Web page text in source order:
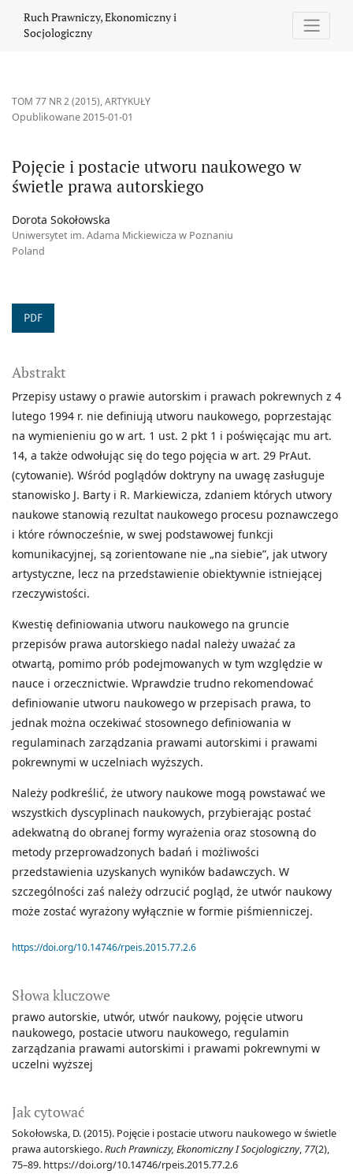
Ruch Prawniczy, Ekonomiczny i
Socjologiczny
TOM 77 NR 2 (2015),ARTYKUŁY
Pojęcie i postacie utworu naukowego w
świetle prawa autorskiego
Opublikowane 2015-01-01
Dorota Sokołowska
Uniwersytet im. Adama Mickiewicza w Poznaniu
Poland
PDF
Słowa kluczowe
prawo autorskie utwór utwór naukowy pojęcie utworu
naukowego postacie utworu naukowego regulamin
zarządzania prawami autorskimi i prawami pokrewnymi w
uczelni wyższej
Jak cytować
Sokołowska, D. (2015). Pojęcie i postacie utworu naukowego w świetle
prawa autorskiego.Ruch Prawniczy, Ekonomiczny I Socjologiczny, 77(2),
75–89. https://doi.org/10.14746/rpeis.2015.77.2.6
Abstrakt
Przepisy ustawy o prawie autorskim i prawach pokrewnych z 4
lutego 1994 r. nie definiują utworu naukowego, poprzestając
na wymienieniu go w art. 1 ust. 2 pkt 1 i poświęcając mu art.
14, a także odwołując się do tego pojęcia w art. 29 PrAut.
(cytowanie). Wśród poglądów doktryny na uwagę zasługuje
stanowisko J. Barty i R. Markiewicza, zdaniem których utwory
naukowe stanowią rezultat naukowego procesu poznawczego
i które równocześnie, w swej podstawowej funkcji
komunikacyjnej, są zorientowane nie „na siebie”, jak utwory
artystyczne, lecz na przedstawienie obiektywnie istniejącej
rzeczywistości.
Kwestię definiowania utworu naukowego na gruncie
przepisów prawa autorskiego nadal należy uważać za
otwartą, pomimo prób podejmowanych w tym względzie w
nauce i orzecznictwie. Wprawdzie trudno rekomendować
definiowanie utworu naukowego w przepisach prawa, to
jednak można oczekiwać stosownego definiowania w
regulaminach zarządzania prawami autorskimi i prawami
pokrewnymi w uczelniach wyższych.
Należy podkreślić, że utwory naukowe mogą powstawać we
wszystkich dyscyplinach naukowych, przybierając postać
adekwatną do obranej formy wyrażenia oraz stosowną do
metody przeprowadzonych badań i możliwości
przedstawienia uzyskanych wyników badawczych. W
szczególności zaś należy odrzucić pogląd, że utwór naukowy
może zostać wyrażony wyłącznie w formie piśmienniczej.
https://doi.org/10.14746/rpeis.2015.77.2.6